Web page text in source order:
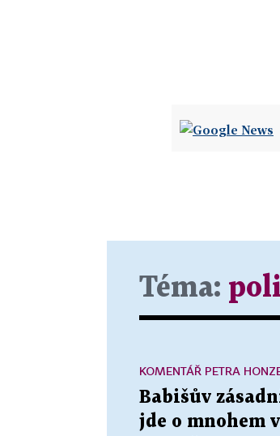
Téma:
Babišův
jde o mnohem
KOMENTÁŘ PETRA